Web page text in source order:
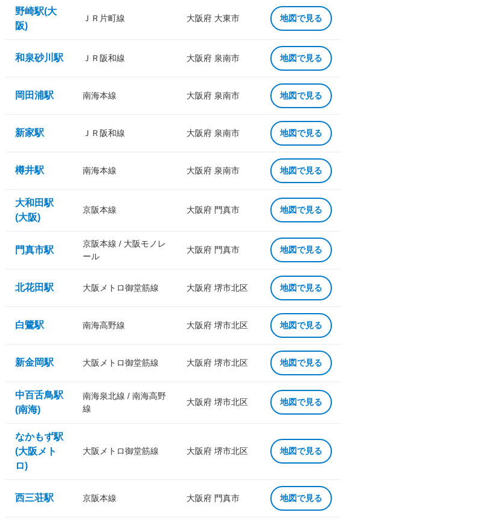
野崎駅(大
阪)
ＪＲ片町線 大阪府 大東市 地図で見る
和泉砂川駅 ＪＲ阪和線 大阪府 泉南市 地図で見る
岡田浦駅 南海本線 大阪府 泉南市 地図で見る
新家駅 ＪＲ阪和線 大阪府 泉南市 地図で見る
樽井駅 南海本線 大阪府 泉南市 地図で見る
大和田駅
(大阪)
京阪本線 大阪府 門真市 地図で見る
門真市駅
京阪本線 / 大阪モノレ
ール
大阪府 門真市 地図で見る
北花田駅 大阪メトロ御堂筋線 大阪府 堺市北区 地図で見る
白鷺駅 南海高野線 大阪府 堺市北区 地図で見る
新金岡駅 大阪メトロ御堂筋線 大阪府 堺市北区 地図で見る
中百舌鳥駅
(南海)
南海泉北線 / 南海高野
線
大阪府 堺市北区 地図で見る
なかもず駅
(大阪メト
ロ)
大阪メトロ御堂筋線 大阪府 堺市北区 地図で見る
西三荘駅 京阪本線 大阪府 門真市 地図で見る